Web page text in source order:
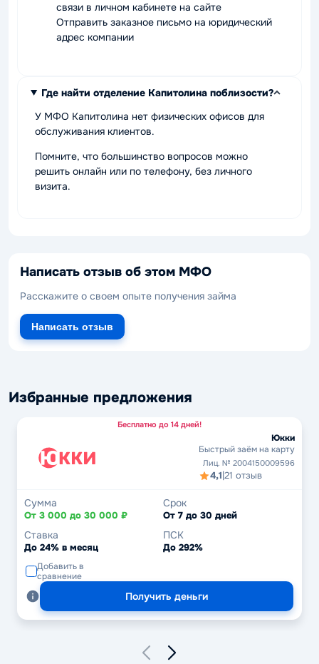
связи в личном кабинете на сайте
Отправить заказное письмо на юридический
адрес компании
Где найти отделение Капитолина поблизости?
У МФО Капитолина нет физических офисов для
обслуживания клиентов.
Помните, что большинство вопросов можно
решить онлайн или по телефону, без личного
визита.
Написать отзыв об этом МФО
Расскажите о своем опыте получения займа
Написать отзыв
Избранные предложения
Бесплатно до 14 дней!
Юкки
Быстрый заём на карту
Лиц. № 2004150009596
4,1|21 отзыв
Сумма
От 3 000 до 30 000 ₽
Срок
От 7 до 30 дней
Ставка
До 24% в месяц
ПСК
До 292%
Добавить в
сравнение
Получить деньги